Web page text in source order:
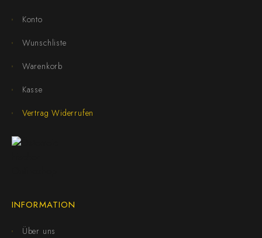
Konto
Wunschliste
Warenkorb
Kasse
Vertrag Widerrufen
INFORMATION
Über uns